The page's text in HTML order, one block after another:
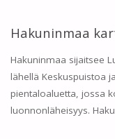
Hakuninmaa
Hakuninmaa sijaitsee
lähellä Keskuspuistoa
pientaloaluetta, jossa
luonnonläheisyys.